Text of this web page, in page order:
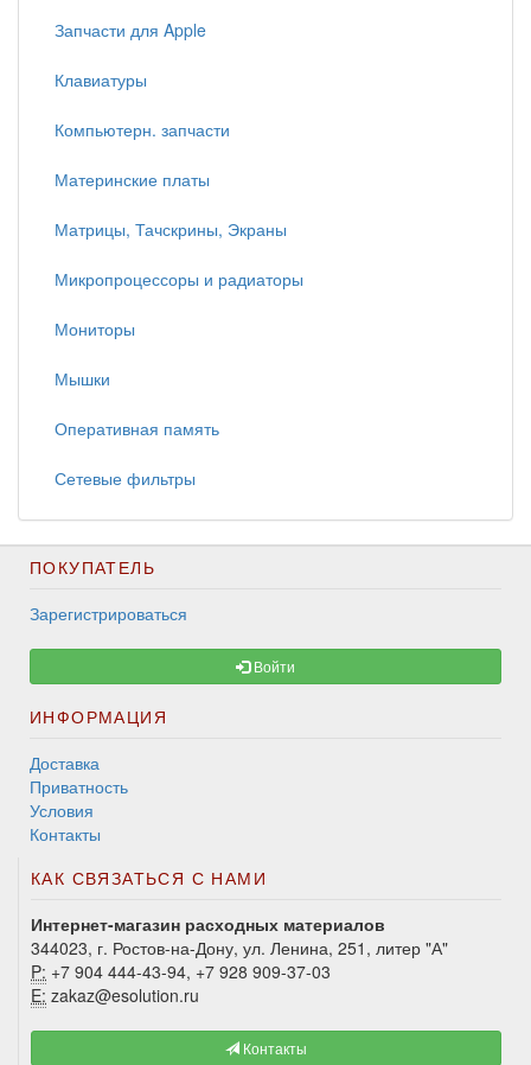
Запчасти для Apple
Клавиатуры
Компьютерн. запчасти
Материнские платы
Матрицы, Тачскрины, Экраны
Микропроцессоры и радиаторы
Мониторы
Мышки
Оперативная память
Сетевые фильтры
ПОКУПАТЕЛЬ
Зарегистрироваться
Войти
ИНФОРМАЦИЯ
Доставка
Приватность
Условия
Контакты
КАК СВЯЗАТЬСЯ С НАМИ
Интернет-магазин расходных материалов
344023, г. Ростов-на-Дону, ул. Ленина, 251, литер "А"
P: +7 904 444-43-94, +7 928 909-37-03
E: zakaz@esolution.ru
Контакты